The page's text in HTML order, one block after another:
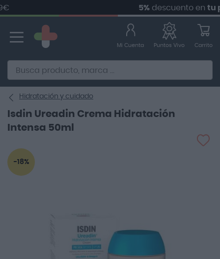
descuento entu
contenido
Alternative to Doofinder Ecommerce Search
Mi Cuenta Puntos Vivo Carrito
Hidratación y cuidado
Isdin Ureadin Crema Hidratación
Intensa 50ml
-18%
Saltar
final